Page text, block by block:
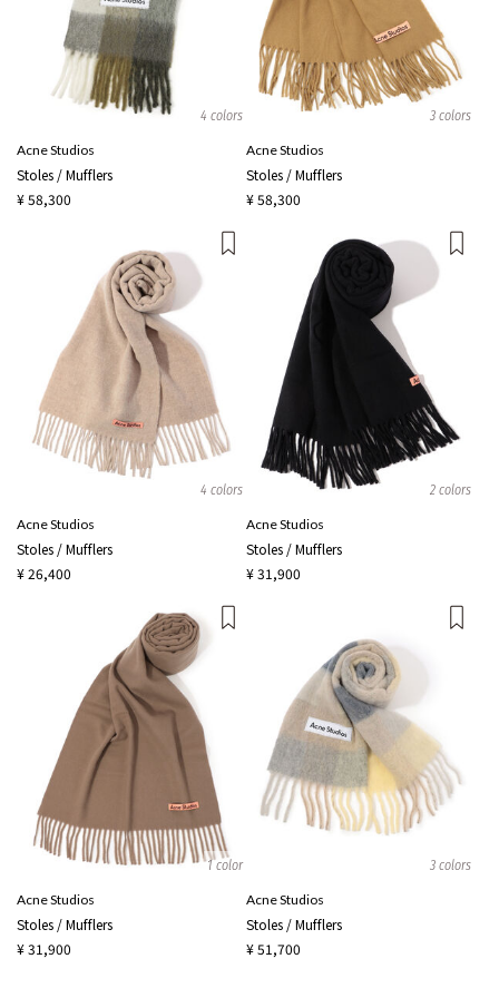
4 colors
Acne Studios
Stoles / Mufflers
¥ 58,300
3 colors
Acne Studios
Stoles / Mufflers
¥ 58,300
4 colors
Acne Studios
Stoles / Mufflers
¥ 26,400
2 colors
Acne Studios
Stoles / Mufflers
¥ 31,900
1 color
Acne Studios
Stoles / Mufflers
¥ 31,900
3 colors
Acne Studios
Stoles / Mufflers
¥ 51,700